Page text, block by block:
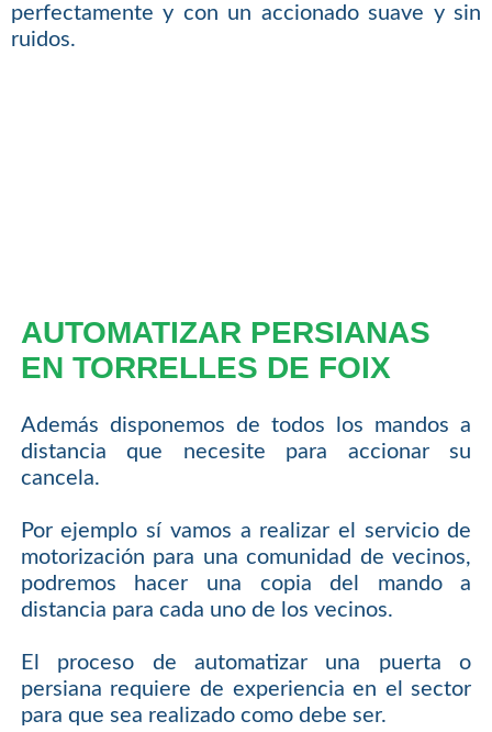
perfectamente y con un accionado suave y sin
ruidos.
AUTOMATIZAR PERSIANAS
EN TORRELLES DE FOIX
Además disponemos de todos los mandos a
distancia que necesite para accionar su
cancela.
Por ejemplo sí vamos a realizar el servicio de
motorización para una comunidad de vecinos,
podremos hacer una copia del mando a
distancia para cada uno de los vecinos.
El proceso de automatizar una puerta o
persiana requiere de experiencia en el sector
para que sea realizado como debe ser.